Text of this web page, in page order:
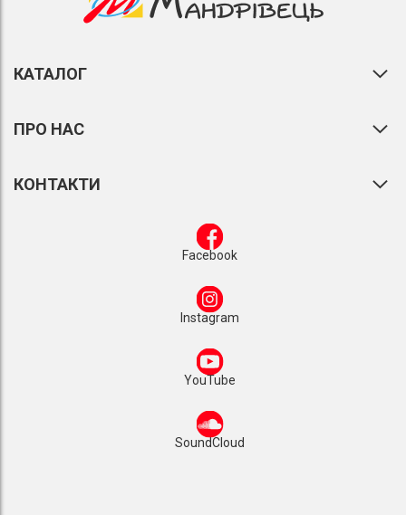
КАТАЛОГ
ПРО НАС
КОНТАКТИ
Facebook
Instagram
YouTube
SoundCloud